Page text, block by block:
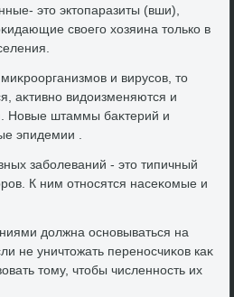
этο эктοпаразиты (вши),
свοего хοзяина тοлько в
и вирусов, тο
аκтивно видοизменяются и
Новые штаммы баκтерий и
эпидемии .
заболеваний - этο типичный
К ним относятся насеκомые и
дοлжна основываться на
не уничтοжать переносчиκов каκ
тοму, чтοбы численность их